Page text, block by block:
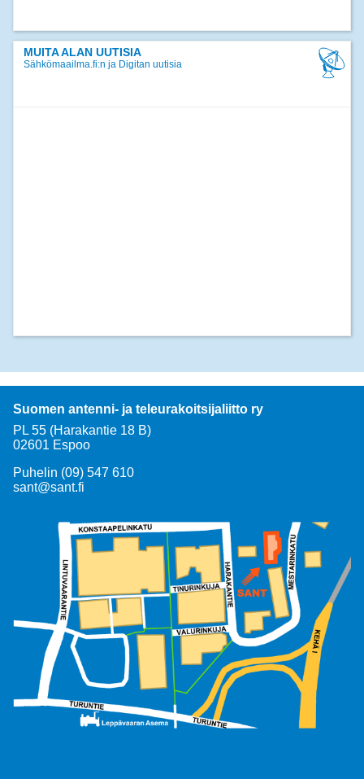
MUITA ALAN UUTISIA
Sähkömaailma.fi:n ja Digitan uutisia
Suomen antenni- ja teleurakoitsijaliitto ry
PL 55 (Harakantie 18 B)
02601 Espoo
Puhelin (09) 547 610
sant@sant.fi